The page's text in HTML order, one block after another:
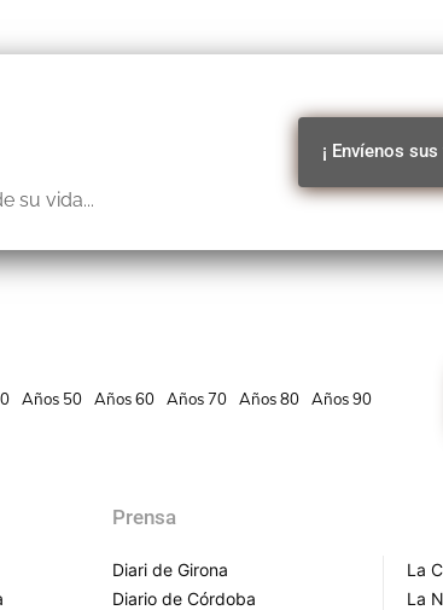
su vida...
¡ Envíenos
Años 50 Años 60 Años 70 Años 80 Años 90
Prensa
Diari de Girona
Diario de Córdoba
La
La